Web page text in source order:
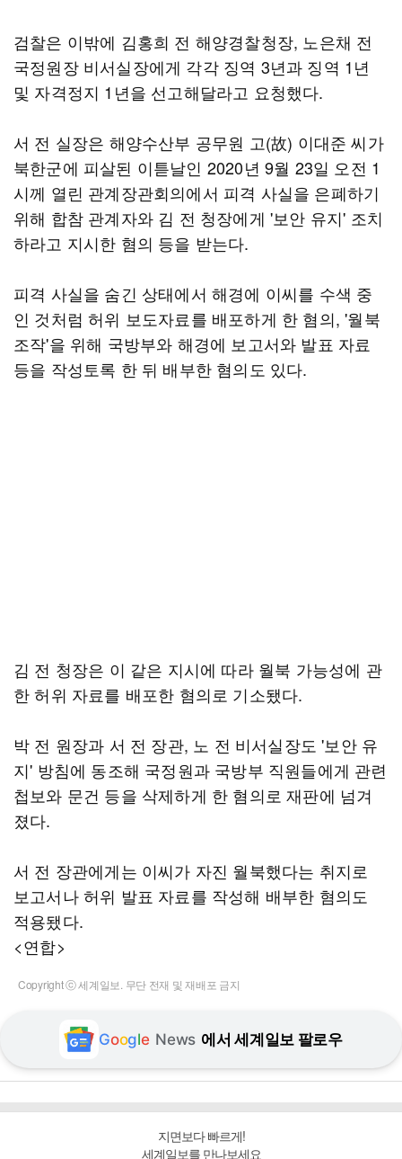
검찰은 이밖에 김홍희 전 해양경찰청장, 노은채 전
국정원장 비서실장에게 각각 징역 3년과 징역 1년
및 자격정지 1년을 선고해달라고 요청했다.
서 전 실장은 해양수산부 공무원 고(故) 이대준 씨가
북한군에 피살된 이튿날인 2020년 9월 23일 오전 1
시께 열린 관계장관회의에서 피격 사실을 은폐하기
위해 합참 관계자와 김 전 청장에게 '보안 유지' 조치
하라고 지시한 혐의 등을 받는다.
피격 사실을 숨긴 상태에서 해경에 이씨를 수색 중
인 것처럼 허위 보도자료를 배포하게 한 혐의, '월북
조작'을 위해 국방부와 해경에 보고서와 발표 자료
등을 작성토록 한 뒤 배부한 혐의도 있다.
김 전 청장은 이 같은 지시에 따라 월북 가능성에 관
한 허위 자료를 배포한 혐의로 기소됐다.
박 전 원장과 서 전 장관, 노 전 비서실장도 '보안 유
지' 방침에 동조해 국정원과 국방부 직원들에게 관련
첩보와 문건 등을 삭제하게 한 혐의로 재판에 넘겨
졌다.
서 전 장관에게는 이씨가 자진 월북했다는 취지로
보고서나 허위 발표 자료를 작성해 배부한 혐의도
적용됐다.
<연합>
Copyright ⓒ 세계일보. 무단 전재 및 재배포 금지
Google News 에서 세계일보 팔로우
지면보다 빠르게!
세계일보를 만나보세요